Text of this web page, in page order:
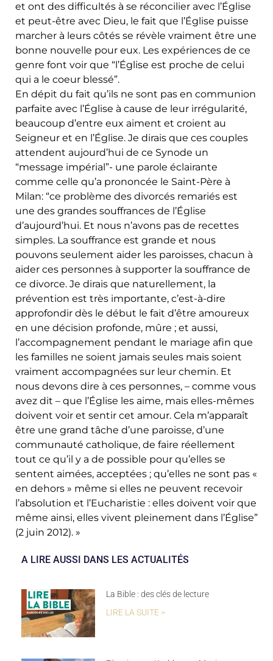
et ont des difficultés à se réconcilier avec l’Église
et peut-être avec Dieu, le fait que l’Église puisse
marcher à leurs côtés se révèle vraiment être une
bonne nouvelle pour eux. Les expériences de ce
genre font voir que “l’Église est proche de celui
qui a le coeur blessé”.
En dépit du fait qu’ils ne sont pas en communion
parfaite avec l’Église à cause de leur irrégularité,
beaucoup d’entre eux aiment et croient au
Seigneur et en l’Église. Je dirais que ces couples
attendent aujourd’hui de ce Synode un
“message impérial”- une parole éclairante
comme celle qu’a prononcée le Saint-Père à
Milan: “ce problème des divorcés remariés est
une des grandes souffrances de l’Église
d’aujourd’hui. Et nous n’avons pas de recettes
simples. La souffrance est grande et nous
pouvons seulement aider les paroisses, chacun à
aider ces personnes à supporter la souffrance de
ce divorce. Je dirais que naturellement, la
prévention est très importante, c’est-à-dire
approfondir dès le début le fait d’être amoureux
en une décision profonde, mûre ; et aussi,
l’accompagnement pendant le mariage afin que
les familles ne soient jamais seules mais soient
vraiment accompagnées sur leur chemin. Et
nous devons dire à ces personnes, – comme vous
avez dit – que l’Église les aime, mais elles-mêmes
doivent voir et sentir cet amour. Cela m’apparaît
être une grand tâche d’une paroisse, d’une
communauté catholique, de faire réellement
tout ce qu’il y a de possible pour qu’elles se
sentent aimées, acceptées ; qu’elles ne sont pas «
en dehors » même si elles ne peuvent recevoir
l’absolution et l’Eucharistie : elles doivent voir que
même ainsi, elles vivent pleinement dans l’Église”
(2 juin 2012). »
A LIRE AUSSI DANS LES ACTUALITÉS
La Bible : des clés de lecture
LIRE LA SUITE >